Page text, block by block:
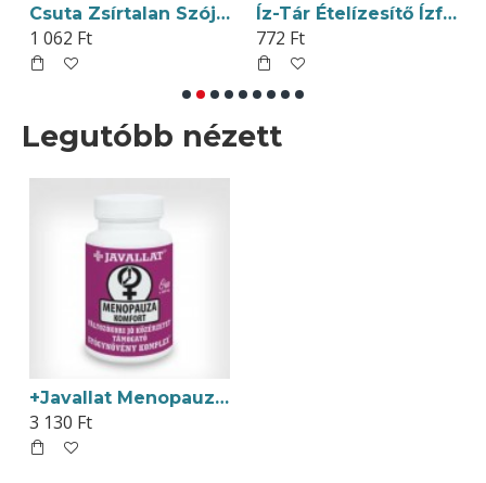
Csuta Zsírtalan Szójaliszt 500g
1 062 Ft
Íz-Tár Ételízesítő Ízfokozómentes 250g
772 Ft
Legutóbb nézett
+Javallat Menopauza Komfort Kapszula 60db
3 130 Ft